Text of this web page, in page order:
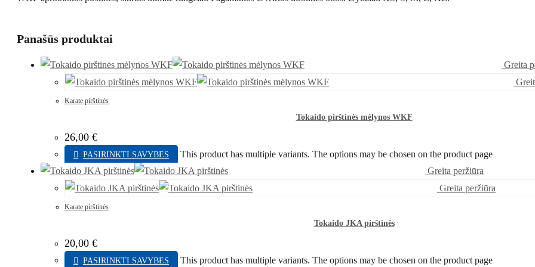
Panašūs produktai
Greita
Karate pirštinės
Tokaido pirštinės mėlynos WKF
26,00 €
PASIRINKTI SAVYBES
This product has multiple variants. The options may be chosen on the product page
Greita peržiūra
Greita peržiūra
Karate pirštinės
Tokaido JKA pirštinės
20,00 €
PASIRINKTI SAVYBES
This product has multiple variants. The options may be chosen on the product page